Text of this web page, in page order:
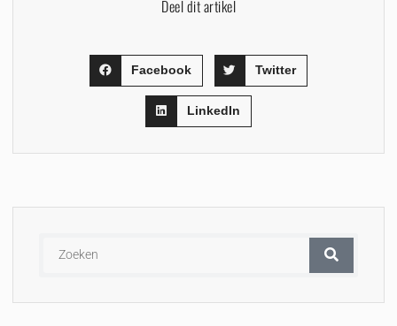
Deel dit artikel
Facebook Twitter
LinkedIn